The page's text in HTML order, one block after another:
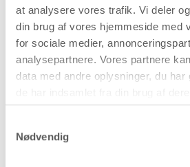
at analysere vores trafik. Vi deler
din brug af vores hjemmeside med
for sociale medier,
analysepartnere. Vores partnere
data med andre oplysninger, du har
Nødvendig
Din
når vi
Levering: 1-3 hverdage